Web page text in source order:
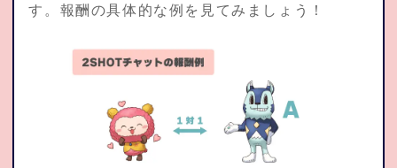
す。報酬の具体的な例を見てみましょう！